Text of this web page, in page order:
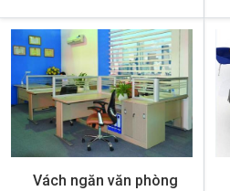
Vách ngăn văn phòng